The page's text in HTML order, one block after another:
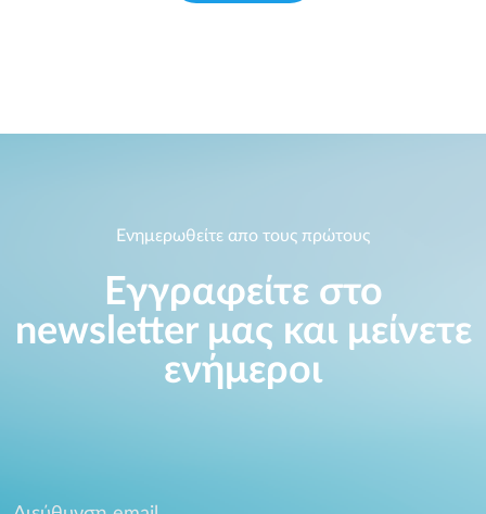
Ενημερωθείτε απο τους πρώτους
Εγγραφείτε στο
newsletter μας και μείνετε
ενήμεροι